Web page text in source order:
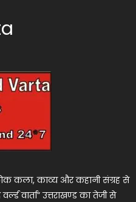
कला, काव्य और कहानी संग्रह से
वार्ता” उत्तराखण्ड का तेजी से